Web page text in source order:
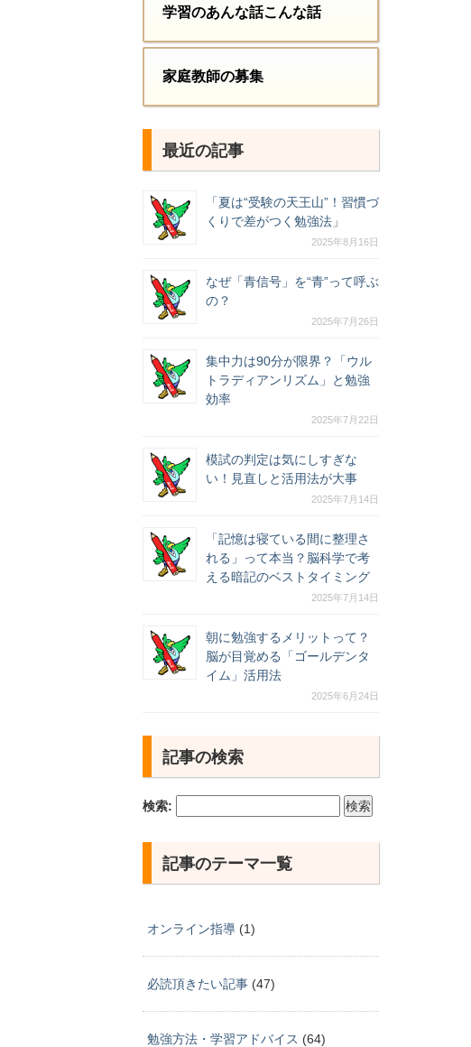
学習のあんな話こんな話
家庭教師の募集
最近の記事
「夏は“受験の天王山”！習慣づ
くりで差がつく勉強法」
2025年8月16日
なぜ「青信号」を“青”って呼ぶ
の？
2025年7月26日
集中力は90分が限界？「ウル
トラディアンリズム」と勉強
効率
2025年7月22日
模試の判定は気にしすぎな
い！見直しと活用法が大事
2025年7月14日
「記憶は寝ている間に整理さ
れる」って本当？脳科学で考
える暗記のベストタイミング
2025年7月14日
朝に勉強するメリットって？
脳が目覚める「ゴールデンタ
イム」活用法
2025年6月24日
記事の検索
検索:
記事のテーマ一覧
オンライン指導(1)
必読頂きたい記事(47)
勉強方法・学習アドバイス (64)